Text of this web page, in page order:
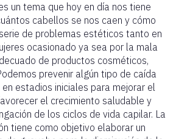
un tema que hoy en día nos tiene
cabellos se nos caen y cómo
de problemas estéticos tanto en
ocasionado ya sea por la mala
de productos cosméticos,
prevenir algún tipo de caída
estadios iniciales para mejorar el
el crecimiento saludable y
de los ciclos de vida capilar. La
tiene como objetivo elaborar un